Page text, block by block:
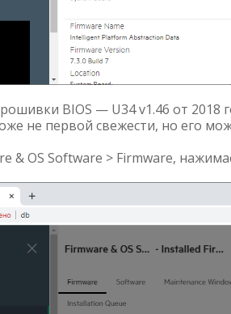
BIOS — U34 v1.46 от 2018
не первой свежести, но его
& OS Software > Firmware,